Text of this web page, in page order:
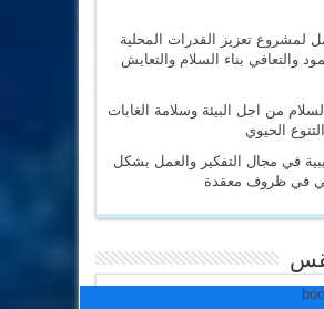
لمشروع تعزيز القدرات المحلية
والتعافي بناء السلام والتعايش
من اجل البيئة وسلامة الغابات
الحيوي
في مجال التفكير والعمل بشكل
في ظروف معقدة